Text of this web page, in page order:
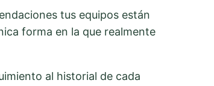
tus equipos están
forma en la que realmente
al historial de cada